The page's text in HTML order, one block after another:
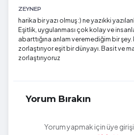
ZEYNEP
harika bir yazı olmuş :) ne yazıkki
Eşitlik, uygulanması çok kolay ve
abarttığına anlam veremediğim bir şey.
zorlaştırıyor eşit bir dünyayı. Basit ve
zorlaştırıyoruz
Yorum Bırakın
Yorum yapmak için üye girişi